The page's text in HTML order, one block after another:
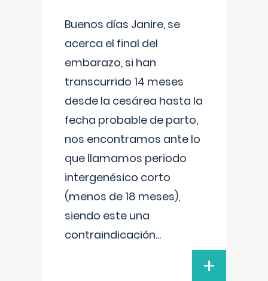
Buenos días Janire, se
acerca el final del
embarazo, si han
transcurrido 14 meses
desde la cesárea hasta la
fecha probable de parto,
nos encontramos ante lo
que llamamos periodo
intergenésico corto
(menos de 18 meses),
siendo este una
contraindicación...
+